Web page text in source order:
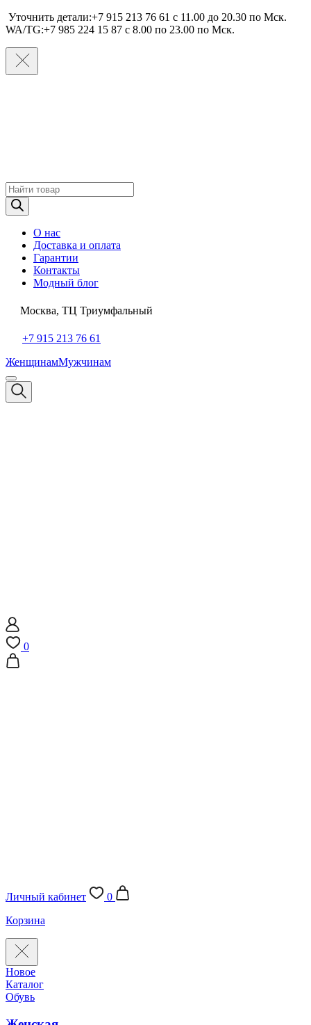
Уточнить детали:+7 915 213 76 61 c 11.00 до 20.30 по Мcк.
WA/TG:+7 985 224 15 87 c 8.00 по 23.00 по Мcк.
Поиск
товаров
О нас
Доставка и оплата
Гарантии
Контакты
Модный блог
Москва, ТЦ Триумфальный
+7 915 213 76 61
ЖенщинамМужчинам
0
Личный кабинет
0
Корзина
Новое
Каталог
Обувь